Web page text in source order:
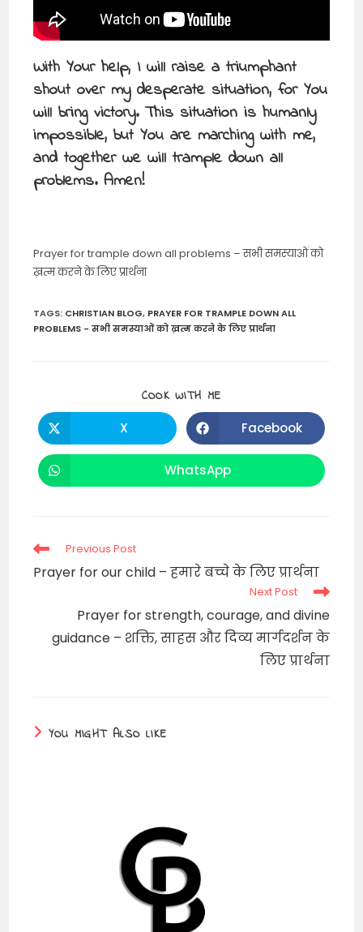
With Your help, I will raise a triumphant
shout over my desperate situation, for You
will bring victory. This situation is humanly
impossible, but You are marching with me,
and together we will trample down all
problems. Amen!
Prayer for trample down all problems – सभी समस्याओं को
ख़त्म करने के लिए प्रार्थना
TAGS: CHRISTIAN BLOG, PRAYER FOR TRAMPLE DOWN ALL
PROBLEMS - सभी समस्याओं को ख़त्म करने के लिए प्रार्थना
COOK WITH ME
CONTENT
Opens
in
a
X Opens
in
a
Facebook
Opens
in
WhatsApp
Read
articles
Previous Post
Prayer for our child – हमारे बच्चे के लिए प्रार्थना
Next Post
Prayer for strength, courage, and divine
guidance – शक्ति, साहस और दिव्य मार्गदर्शन के
लिए प्रार्थना
YOU MIGHT ALSO LIKE